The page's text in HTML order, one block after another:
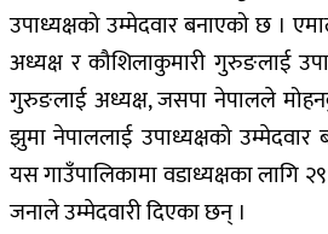
उपाध्यक्षको उम्मेदवार बनाएको छ ।
अध्यक्ष र कौशिलाकुमारी गुरुङलाई
गुरुङलाई अध्यक्ष, जसपा नेपालले
झुमा नेपाललाई उपाध्यक्षको
यस गाउँपालिकामा वडाध्यक्षका लागि
जनाले उम्मेदवारी दिएका छन् ।